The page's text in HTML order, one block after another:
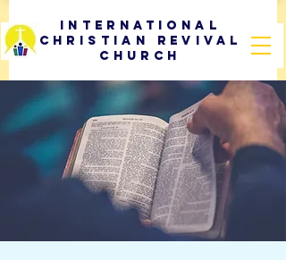
International
Christian Revival
Church